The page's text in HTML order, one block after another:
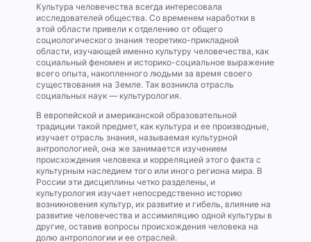
Культура человечества всегда интересовала
исследователей общества. Со временем наработки в
этой области привели к отделению от общего
социологического знания теоретико-прикладной
области, изучающей именно культуру человечества, как
социальный феномен и историко-социальное выражение
всего опыта, накопленного людьми за время своего
существования на Земле. Так возникла отрасль
социальных наук — культурология.
В европейской и американской образовательной
традиции такой предмет, как культура и ее производные,
изучает отрасль знания, называемая культурной
антропологией, она же занимается изучением
происхождения человека и корреляцией этого факта с
культурным наследием того или иного региона мира. В
России эти дисциплины четко разделены, и
культурология изучает непосредственно историю
возникновения культур, их развитие и гибель, влияние на
развитие человечества и ассимиляцию одной культуры в
другие, оставив вопросы происхождения человека на
долю антропологии и ее отраслей.